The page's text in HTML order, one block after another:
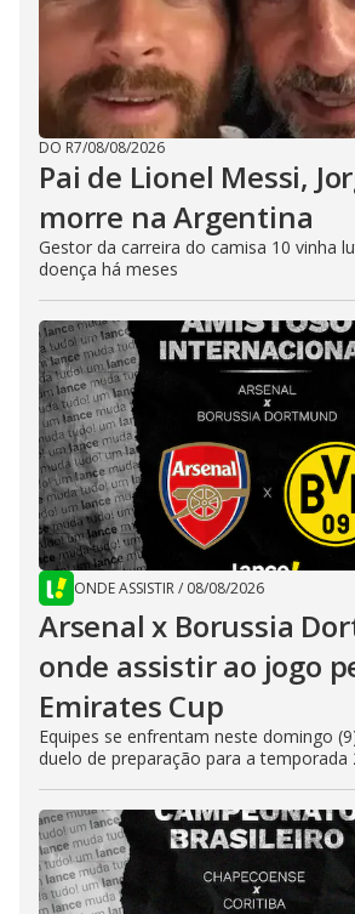
DO R7/08/08/2026
Pai de Lionel Messi,
morre na Argentina
Gestor da carreira do camisa 10 vinha
doença há meses
ONDE ASSISTIR/ 08/08/2026
Arsenal x Borussia
onde assistir ao jogo
Emirates Cup
Equipes se enfrentam neste domingo
duelo de preparação para a temporada